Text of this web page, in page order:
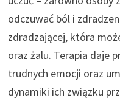
odczuwać ból i
zdradzającej, która
oraz żalu. Terapia daje
trudnych emocji oraz
dynamiki ich związku